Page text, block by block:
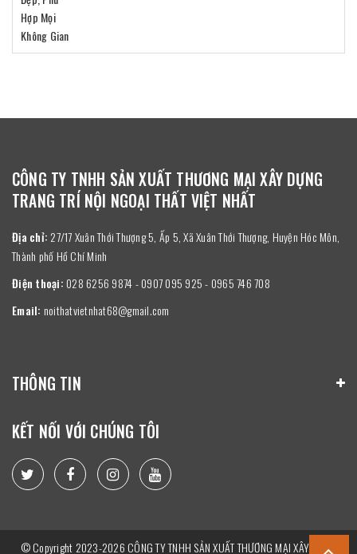
CÔNG TY TNHH SẢN XUẤT THƯƠNG MẠI XÂY DỰNG
TRANG TRÍ NỘI NGOẠI THẤT VIỆT NHẤT
Địa chỉ: 27/17 Xuân Thới Thượng 5, Ấp 5, Xã Xuân Thới Thượng, Huyện Hóc Môn,
Thành phố Hồ Chí Minh
Điện thoại: 028 6256 9874 - 0907 095 925 - 0965 746 708
Email: noithatvietnhat68@gmail.com
THÔNG TIN
KẾT NỐI VỚI CHÚNG TÔI
© Copyright 2023-2026 CÔNG TY TNHH SẢN XUẤT THƯƠNG MẠI XÂY DỰNG